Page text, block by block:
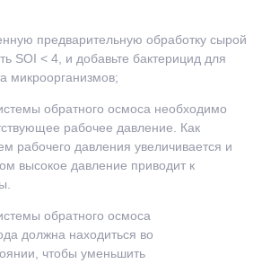
предварительную обработку сырой
SOI < 4, и добавьте бактерицид для
микроорганизмов;
обратного осмоса необходимо
рабочее давление. Как
рабочего давления увеличивается и
высокое давление приводит к
обратного осмоса
должна находиться во
чтобы уменьшить